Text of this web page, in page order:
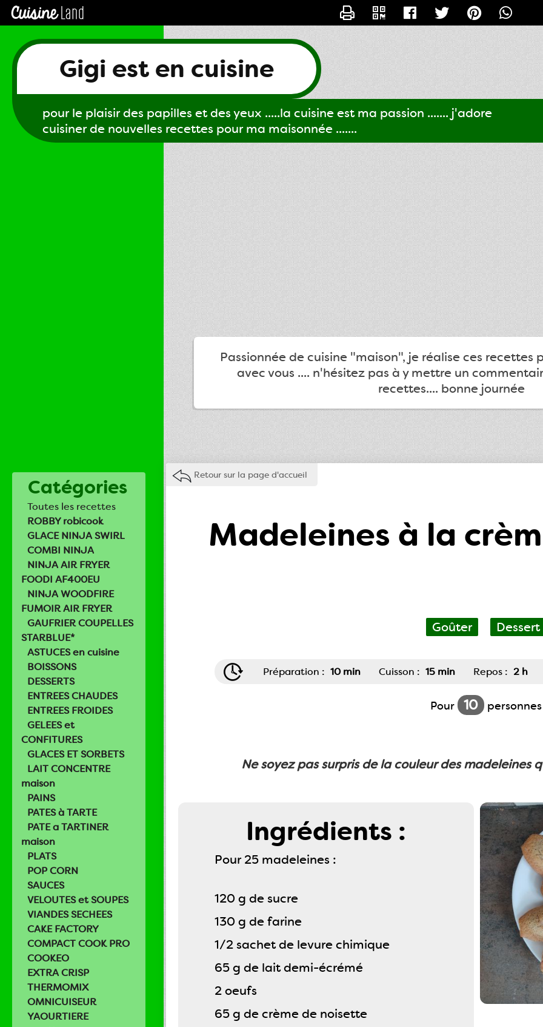
Gigi est en cuisine
pour le plaisir des papilles et des yeux .....la cuisine est ma passion ....... j'adore
cuisiner de nouvelles recettes pour ma maisonnée .......
Passionnée de cuisine "maison", je réalise ces recettes
avec vous .... n'hésitez pas à y mettre un
recettes.... bonne journée
Catégories
Toutes les recettes
ROBBY robicook
GLACE NINJA SWIRL
COMBI NINJA
NINJA AIR FRYER
FOODI AF400EU
NINJA WOODFIRE
FUMOIR AIR FRYER
GAUFRIER COUPELLES
STARBLUE*
ASTUCES en cuisine
BOISSONS
DESSERTS
ENTREES CHAUDES
ENTREES FROIDES
GELEES et
CONFITURES
GLACES ET SORBETS
LAIT CONCENTRE
maison
PAINS
PATES à TARTE
PATE a TARTINER
maison
PLATS
POP CORN
SAUCES
VELOUTES et SOUPES
VIANDES SECHEES
CAKE FACTORY
COMPACT COOK PRO
COOKEO
EXTRA CRISP
THERMOMIX
OMNICUISEUR
YAOURTIERE
Retour sur la page d'accueil
Madeleines à la
Goûter Dessert
Préparation : 10 min Cuisson : 15 min Repos : 2 h
Pour 10 personnes
Ne soyez pas surpris de la couleur des madeleines
Ingrédients :
Pour 25 madeleines :
120 g de sucre
130 g de farine
1/2 sachet de levure chimique
65 g de lait demi-écrémé
2 oeufs
65 g de crème de noisette
CONTACTER GIGI61